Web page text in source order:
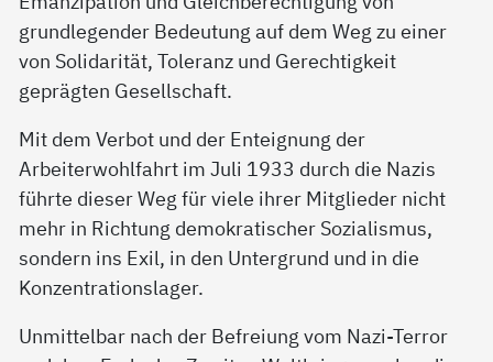
grundlegender Bedeutung auf dem Weg zu einer
von Solidarität, Toleranz und Gerechtigkeit
geprägten Gesellschaft.
Mit dem Verbot und der Enteignung der
Arbeiterwohlfahrt im Juli 1933 durch die Nazis
führte dieser Weg für viele ihrer Mitglieder nicht
mehr in Richtung demokratischer Sozialismus,
sondern ins Exil, in den Untergrund und in die
Konzentrationslager.
Unmittelbar nach der Befreiung vom Nazi-Terror